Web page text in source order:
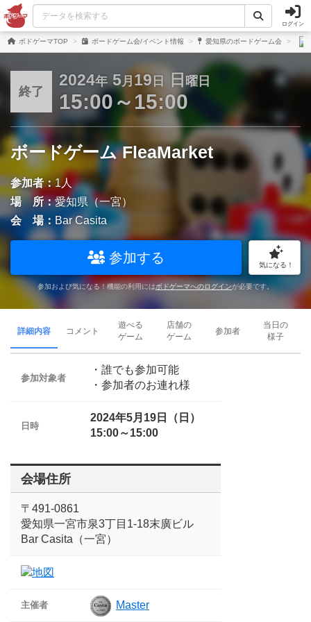
ログイン
ボドゲーマTOP ボードゲーム会/イベント情報 愛知県のボードゲーム会
終了
2024年 5月 19 日 日 曜日
15:00～15:00
ボードゲーム FleaMarket
参加者：1人
場 所：愛知県（一宮）
会 場： Bar Casita
参加する 気になる！
参加および気になる！機能の利用にはボドゲーマへのログインが必要です。
詳細内容 コメント
遊べる
ゲーム
店舗の
ゲーム
参加者
当日の
様子
参加対象者
・誰でも参加可能
・参加者のお連れ様
日時
2024年5月19日（日）
15:00～15:00
会場住所
〒491-0861
愛知県一宮市泉3丁目1-18末廣ビル
Bar Casita（一宮）
主催者 Master